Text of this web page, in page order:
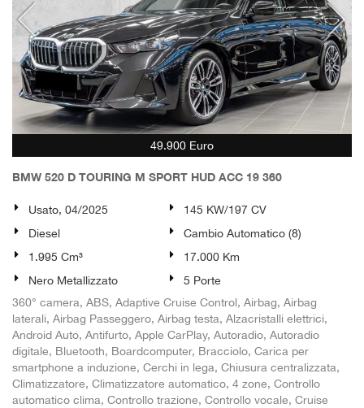
49.900 Euro
BMW 520 D TOURING M SPORT HUD ACC 19 360
Usato, 04/2025
145 KW/197 CV
Diesel
Cambio Automatico (8)
1.995 Cm³
17.000 Km
Nero Metallizzato
5 Porte
360° camera, ABS, Adaptive Cruise Control, Airbag, Airbag
laterali, Airbag Passeggero, Airbag testa, Alzacristalli elettrici,
Android Auto, Antifurto, Apple CarPlay, Autoradio, Autoradio
digitale, Bluetooth, Boardcomputer, Bracciolo, Carica per
smartphone a induzione, Cerchi in lega, Chiusura centralizzata,
Climatizzatore, Climatizzatore automatico, 4 zone, Controllo
automatico clima, Controllo trazione, Controllo vocale, Cruise